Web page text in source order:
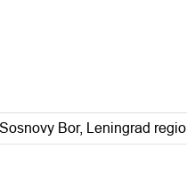
Bor, Leningrad